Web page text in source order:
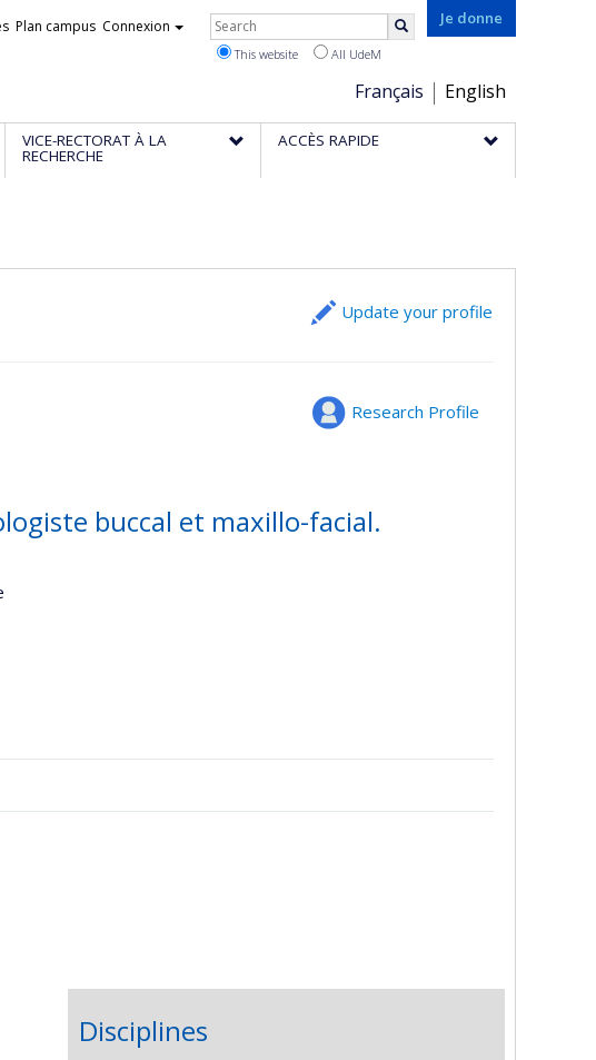
Je donne
Choix
de
la
Français English
Plan campus Connexion Rechercher
This website All UdeM
VICE-RECTORAT À LA
RECHERCHE
ACCÈS RAPIDE
Update your profile
Research Profile
buccal et maxillo-facial.
Disciplines